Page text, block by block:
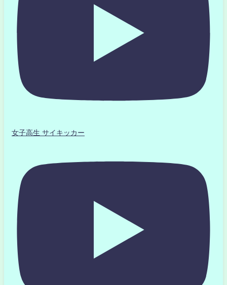
女子高生 サイキッカー